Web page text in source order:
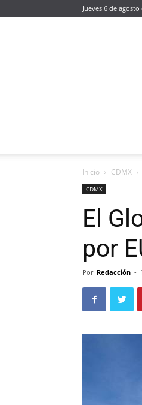
Jueves 6 de agosto
Inicio CDMX
CDMX
El
por
Por Redacción -